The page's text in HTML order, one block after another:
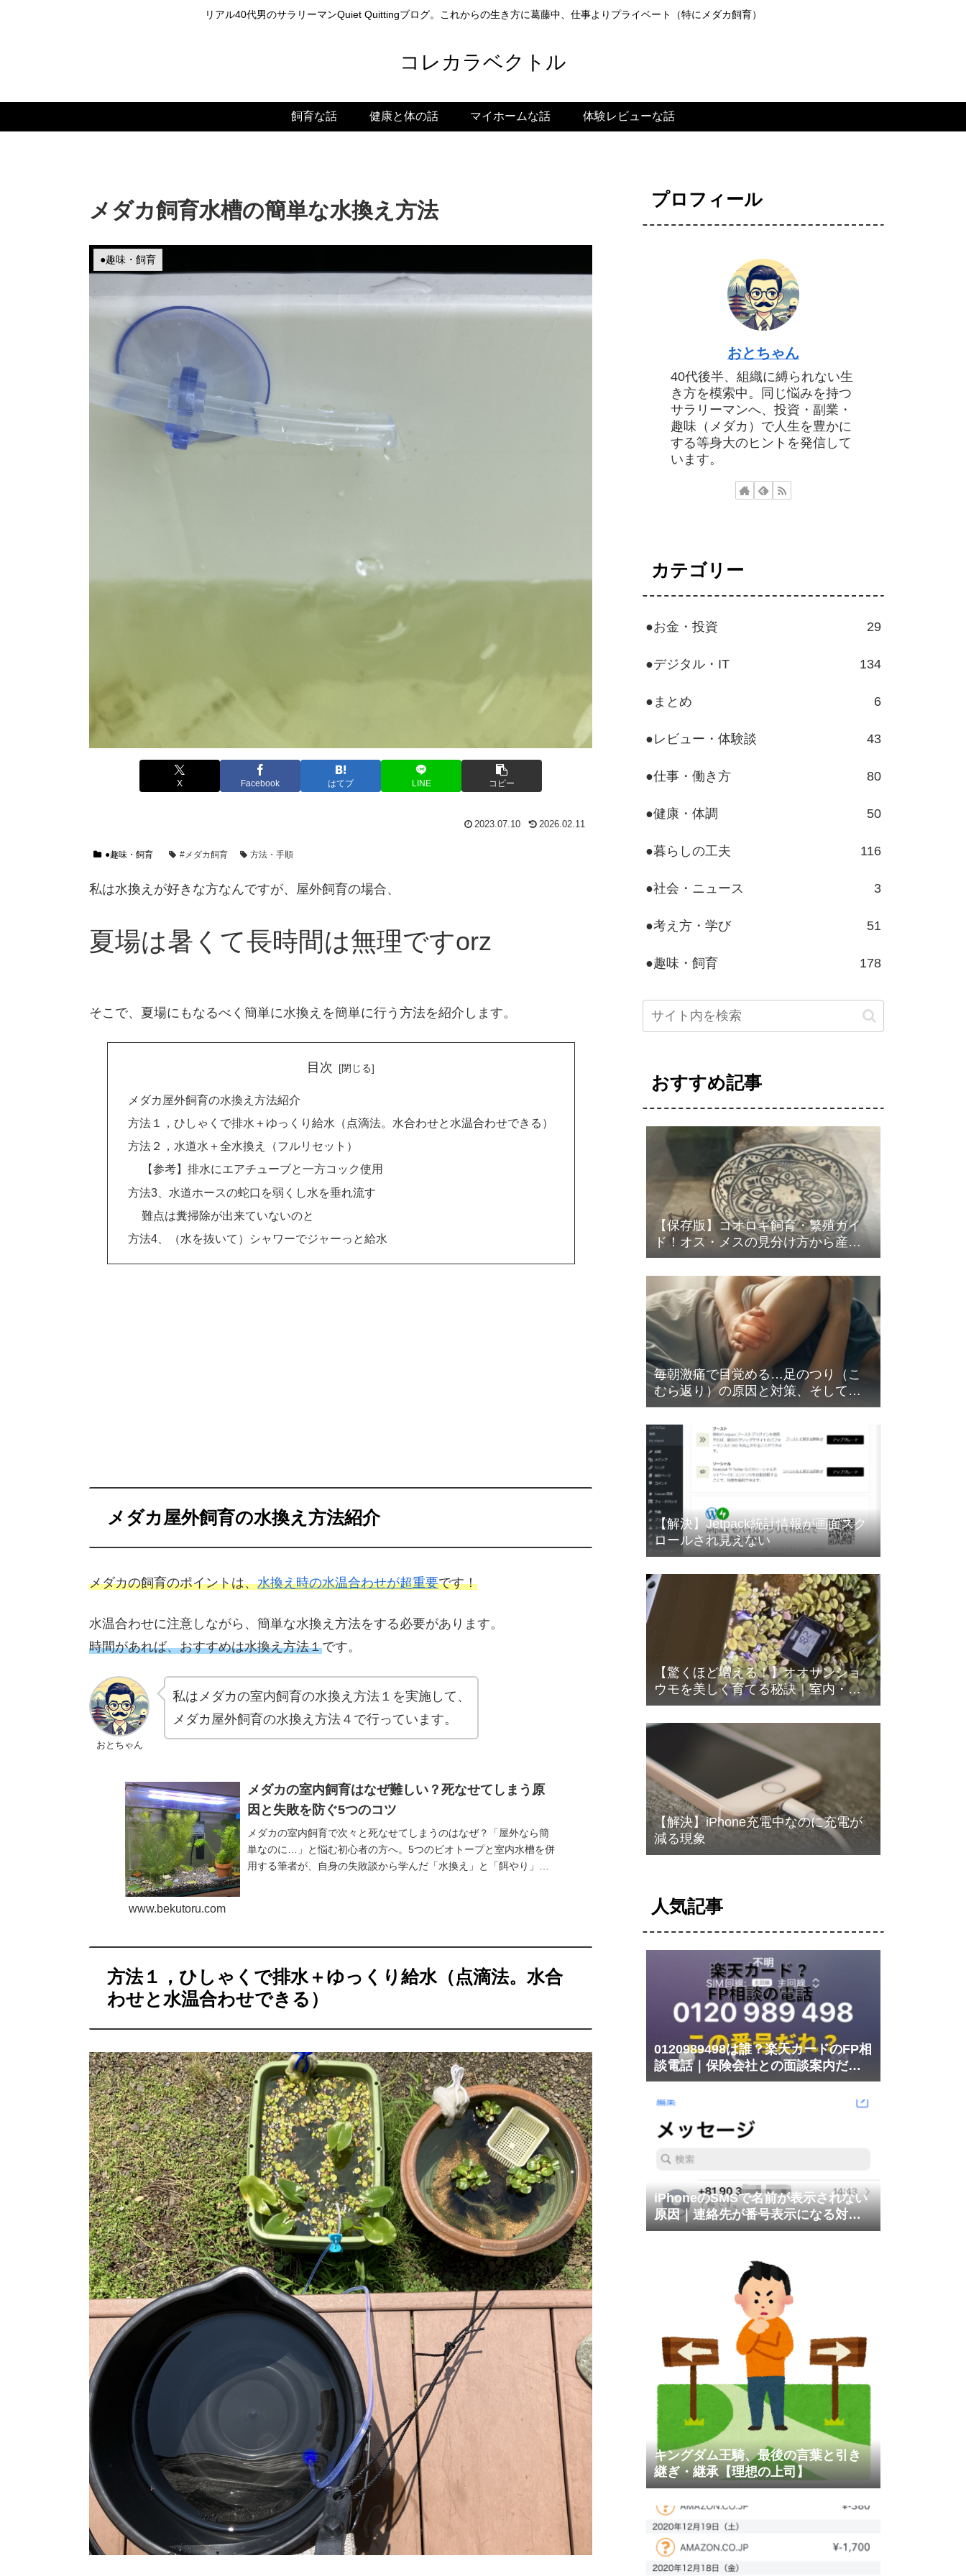
リアル40代男のサラリーマンQuiet Quittingブログ。これからの生き方に葛藤中、仕事よりプライベート（特にメダカ飼育）
コレカラベクトル
飼育な話 健康と体の話 マイホームな話 体験レビューな話
メダカ飼育水槽の簡単な水換え方法
●趣味・飼育
X Facebook はてブ LINE コピー
2023.07.10 2026.02.11
●趣味・飼育 #メダカ飼育 方法・手順
私は水換えが好きな方なんですが、屋外飼育の場合、
夏場は暑くて長時間は無理ですorz
そこで、夏場にもなるべく簡単に水換えを簡単に行う方法を紹介します。
目次
メダカ屋外飼育の水換え方法紹介
方法１，ひしゃくで排水＋ゆっくり給水（点滴法。水合わせと水温合わせできる）
方法２，水道水＋全水換え（フルリセット）
【参考】排水にエアチューブと一方コック使用
方法3、水道ホースの蛇口を弱くし水を垂れ流す
難点は糞掃除が出来ていないのと
方法4、（水を抜いて）シャワーでジャーっと給水
メダカ屋外飼育の水換え方法紹介
メダカの飼育のポイントは、水換え時の水温合わせが超重要です！
水温合わせに注意しながら、簡単な水換え方法をする必要があります。
時間があれば、おすすめは水換え方法１です。
おとちゃん
私はメダカの室内飼育の水換え方法１を実施して、
メダカ屋外飼育の水換え方法４で行っています。
メダカの室内飼育はなぜ難しい？死なせてしまう原
因と失敗を防ぐ5つのコツ
メダカの室内飼育で次々と死なせてしまうのはなぜ？「屋外なら簡
単なのに…」と悩む初心者の方へ。5つのビオトープと室内水槽を併
用する筆者が、自身の失敗談から学んだ「水換え」と「餌やり」の
www.bekutoru.com
方法１，ひしゃくで排水＋ゆっくり給水（点滴法。水合
わせと水温合わせできる）
プロフィール
おとちゃん
40代後半、組織に縛られない生
き方を模索中。同じ悩みを持つ
サラリーマンへ、投資・副業・
趣味（メダカ）で人生を豊かに
する等身大のヒントを発信して
います。
カテゴリー
●お金・投資 29
●デジタル・IT 134
●まとめ 6
●レビュー・体験談 43
●仕事・働き方 80
●健康・体調 50
●暮らしの工夫 116
●社会・ニュース 3
●考え方・学び 51
●趣味・飼育 178
おすすめ記事
【保存版】コオロギ飼育・繁殖ガイ
ド！オス・メスの見分け方から産卵
まで徹底解説！
毎朝激痛で目覚める…足のつり（こ
むら返り）の原因と対策、そして意
外な盲点とは？
【解決】Jetpack統計情報が画面スク
ロールされ見えない
【驚くほど増える！】オオサンショ
ウモを美しく育てる秘訣｜室内・屋
外での育て方と注意点
【解決】iPhone充電中なのに充電が
減る現象
人気記事
0120989498は誰？楽天カードのFP相
談電話｜保険会社との面談案内だっ
た
iPhoneのSMSで名前が表示されない
原因｜連絡先が番号表示になる対処
法
キングダム王騎、最後の言葉と引き
継ぎ・継承【理想の上司】